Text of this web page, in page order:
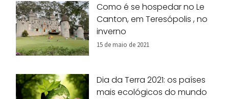
Como é se hospedar no Le
Canton, em Teresópolis , no
inverno
15 de maio de 2021
Dia da Terra 2021: os países
mais ecológicos do mundo